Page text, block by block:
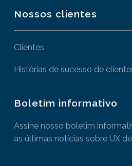
Nossos clientes
Clientes
Histórias de sucesso de
Boletim informativo
Assine nosso boletim
as últimas notícias sobre UX